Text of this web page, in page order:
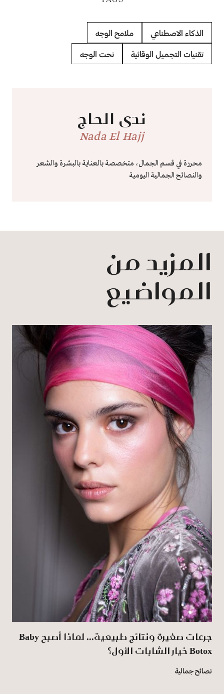
الذكاء الاصطناعي ملامح الوجه
تقنيات التجميل الوقائية نحت الوجه
ندى الحاج
Nada El Hajj
محررة في قسم الجمال، متخصصة بالعناية بالبشرة والشعر
والنصائح الجمالية اليومية
المزيد من
المواضيع
جرعات صغيرة ونتائج طبيعية... لماذا أصبح Baby
Botox خيار الشابات الأول؟
نصائح جمالية